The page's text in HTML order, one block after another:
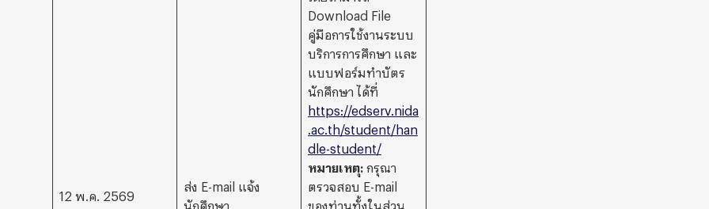
12 พ.ค. 2569
ส่ง E-mail แจ้ง
นักศึกษา
Download File
คู่มือการใช้งานระบบ
บริการการศึกษา และ
แบบฟอร์มทำบัตร
นักศึกษา ได้ที่
https://edserv.nida
.ac.th/student/han
dle-student/
หมายเหตุ: กรุณา
ตรวจสอบ E-mail
ของท่านทั้งในส่วน